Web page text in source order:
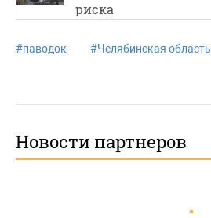
риска
#паводок #Челябинская область
Новости партнеров